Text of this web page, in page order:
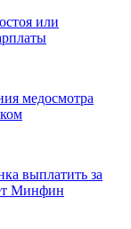
или
медосмотра
выплатить за
Минфин